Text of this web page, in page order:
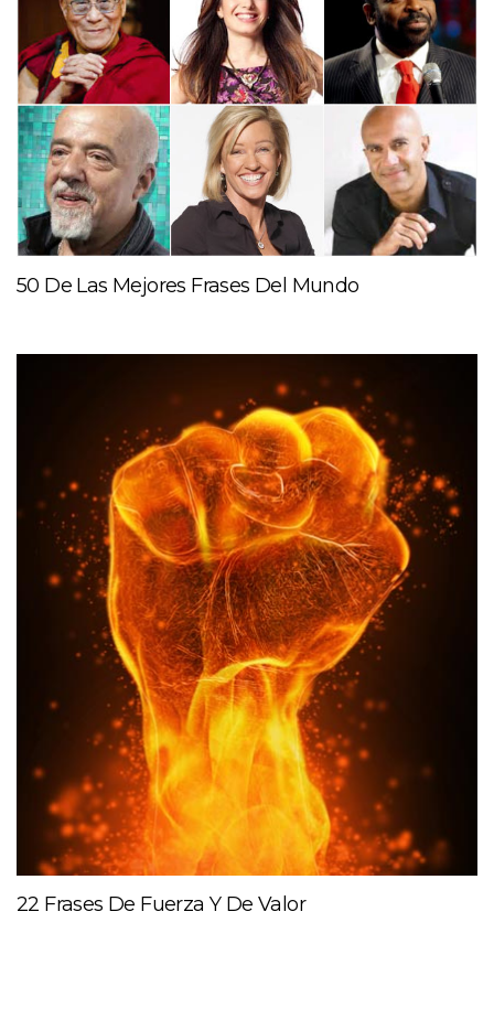
50 De Las Mejores Frases Del Mundo
22 Frases De Fuerza Y De Valor